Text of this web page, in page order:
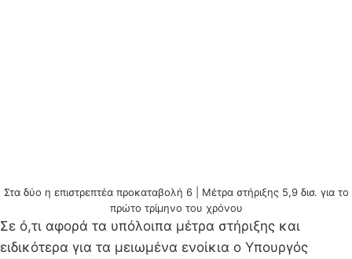
Στα δύο η επιστρεπτέα προκαταβολή 6 | Μέτρα στήριξης 5,9 δισ. για το
πρώτο τρίμηνο του χρόνου
Σε ό,τι αφορά τα υπόλοιπα μέτρα στήριξης και
ειδικότερα για τα μειωμένα ενοίκια ο Υπουργός